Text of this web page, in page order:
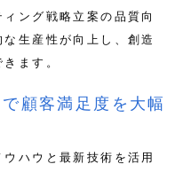
ング戦略立案の品質向
な生産性が向上し、創造
ます。
顧客満足度を大幅
ハウと最新技術を活用